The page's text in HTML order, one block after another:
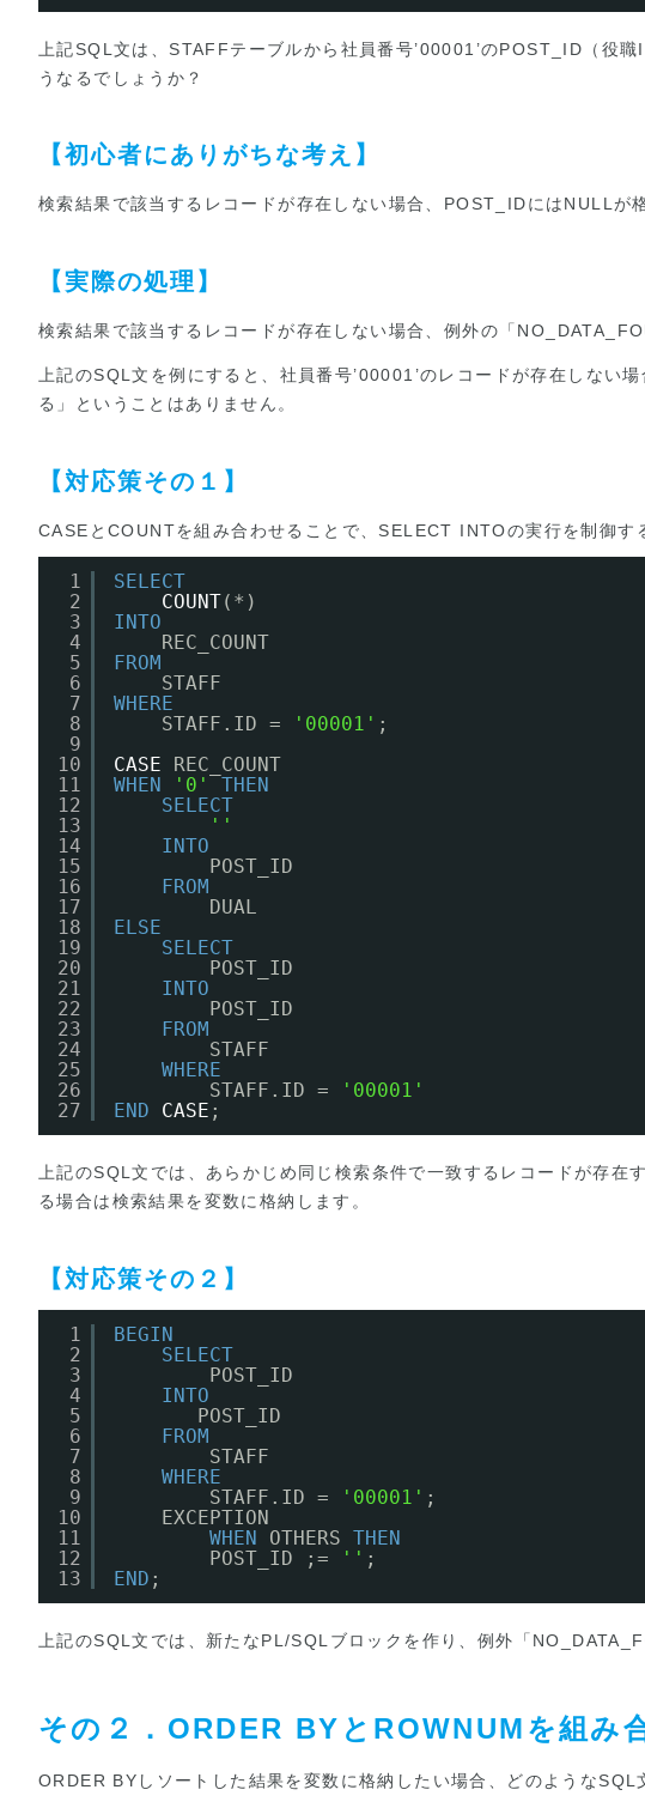
上記SQL文は、STAFFテーブルから社員番号’00001’のPOST_ID（役
うなるでしょうか？
【初心者にありがちな考え】
検索結果で該当するレコードが存在しない場合、POST_IDにはNULLが
【実際の処理】
検索結果で該当するレコードが存在しない場合、例外の「
上記のSQL文を例にすると、社員番号’00001’のレコードが存在しな
る」ということはありません。
【対応策その１】
CASEとCOUNTを組み合わせることで、SELECT INTOの実行を制御す
1
2
3
4
5
6
7
8
9
10
11
12
13
14
15
16
17
18
19
20
21
22
23
24
25
26
27
SELECT
COUNT(*)
INTO
REC_COUNT
FROM
STAFF
WHERE
STAFF.ID =
'00001' ;
CASE
REC_COUNT
WHEN
'0'
THEN
SELECT
''
INTO
POST_ID
FROM
DUAL
ELSE
SELECT
POST_ID
INTO
POST_ID
FROM
STAFF
WHERE
STAFF.ID =
'00001'
END
CASE ;
上記のSQL文では、あらかじめ同じ検索条件で一致するレコードが存
る場合は検索結果を変数に格納します。
【対応策その２】
1
2
3
4
5
6
7
8
9
10
11
12
13
BEGIN
SELECT
POST_ID
INTO
POST_ID
FROM
STAFF
WHERE
STAFF.ID =
'00001' ;
EXCEPTION
WHEN
OTHERS THEN
POST_ID ;=
'' ;
END ;
上記のSQL文では、新たなPL/SQLブロックを作り、例外「
その２．ORDER BYとROWNUMを組み
ORDER BYしソートした結果を変数に格納したい場合、どのようなSQL